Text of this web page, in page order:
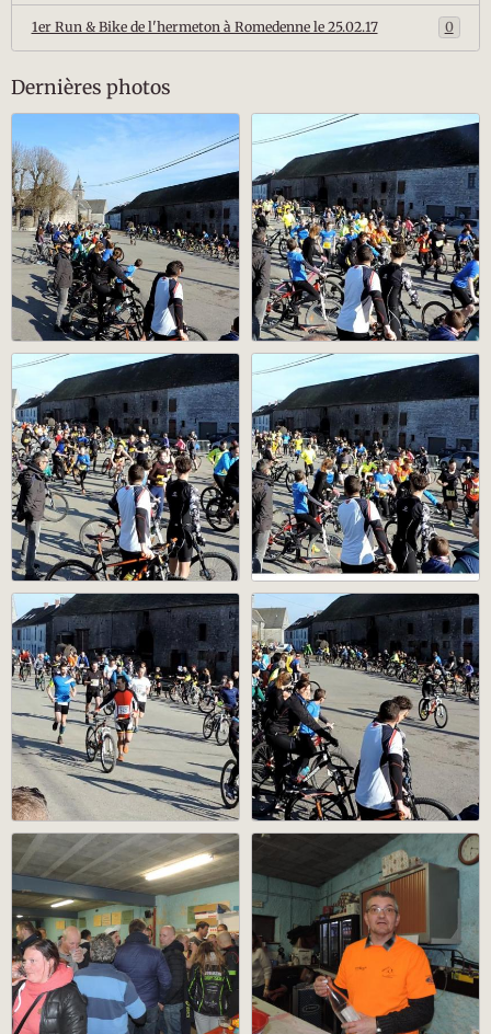
1er Run & Bike de l'hermeton à Romedenne le 25.02.17 0
Dernières photos